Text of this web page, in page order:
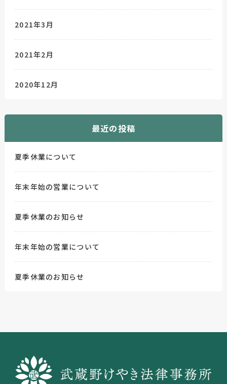
2021年3月
2021年2月
2020年12月
最近の投稿
夏季休業について
年末年始の営業について
夏季休業のお知らせ
年末年始の営業について
夏季休業のお知らせ